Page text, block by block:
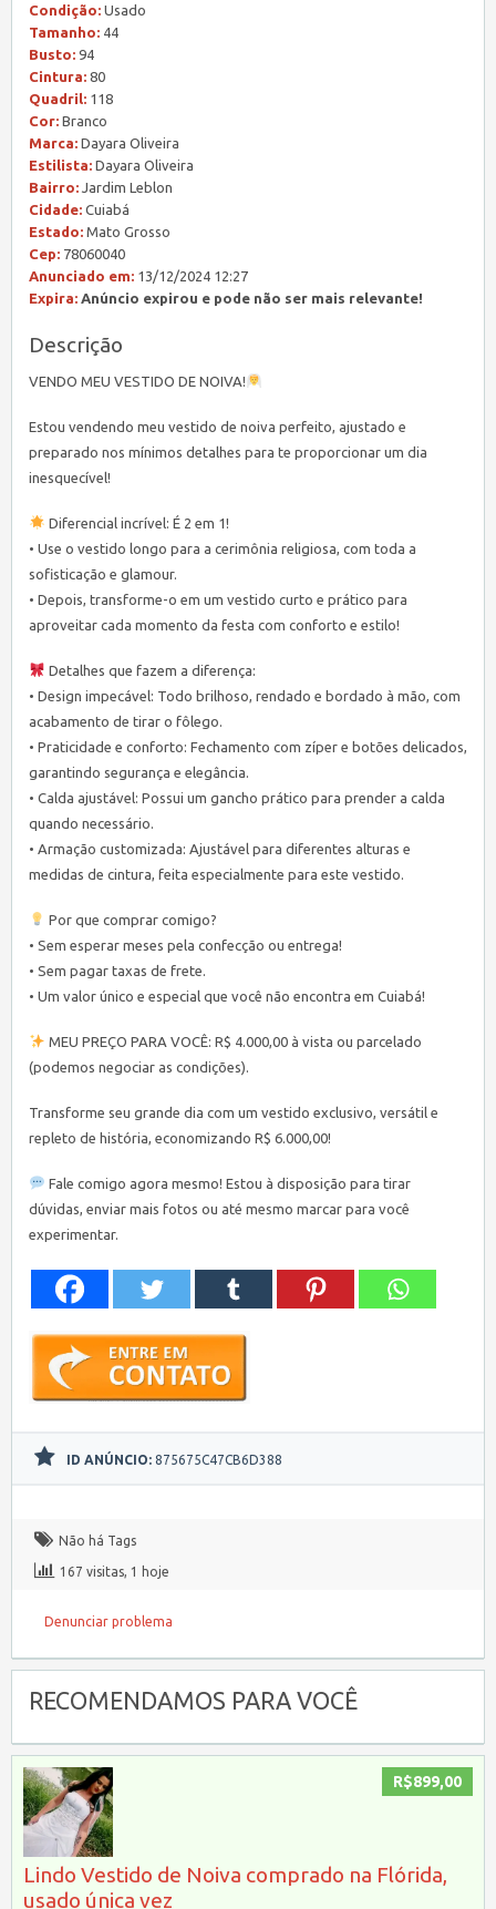
Condição: Usado
Tamanho: 44
Busto: 94
Cintura: 80
Quadril: 118
Cor: Branco
Marca: Dayara Oliveira
Estilista: Dayara Oliveira
Bairro: Jardim Leblon
Cidade: Cuiabá
Estado: Mato Grosso
Cep: 78060040
Anunciado em: 13/12/2024 12:27
Expira: Anúncio expirou e pode não ser mais relevante!
Descrição
VENDO MEU VESTIDO DE NOIVA!
Estou vendendo meu vestido de noiva perfeito, ajustado e
preparado nos mínimos detalhes para te proporcionar um dia
inesquecível!
Diferencial incrível: É 2 em 1!
• Use o vestido longo para a cerimônia religiosa, com toda a
sofisticação e glamour.
• Depois, transforme-o em um vestido curto e prático para
aproveitar cada momento da festa com conforto e estilo!
Detalhes que fazem a diferença:
• Design impecável: Todo brilhoso, rendado e bordado à mão, com
acabamento de tirar o fôlego.
• Praticidade e conforto: Fechamento com zíper e botões delicados,
garantindo segurança e elegância.
• Calda ajustável: Possui um gancho prático para prender a calda
quando necessário.
• Armação customizada: Ajustável para diferentes alturas e
medidas de cintura, feita especialmente para este vestido.
Por que comprar comigo?
• Sem esperar meses pela confecção ou entrega!
• Sem pagar taxas de frete.
• Um valor único e especial que você não encontra em Cuiabá!
MEU PREÇO PARA VOCÊ: R$ 4.000,00 à vista ou parcelado
(podemos negociar as condições).
Transforme seu grande dia com um vestido exclusivo, versátil e
repleto de história, economizando R$ 6.000,00!
Fale comigo agora mesmo! Estou à disposição para tirar
dúvidas, enviar mais fotos ou até mesmo marcar para você
experimentar.
ID ANÚNCIO: 875675C47CB6D388
Não há Tags
167 visitas, 1 hoje
Denunciar problema
RECOMENDAMOS PARA VOCÊ
R$899,00
Lindo Vestido de Noiva comprado na Flórida,
usado única vez